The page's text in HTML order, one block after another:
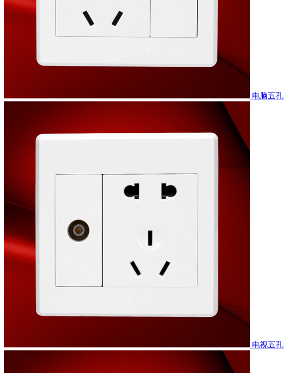
电脑五孔
电视五孔